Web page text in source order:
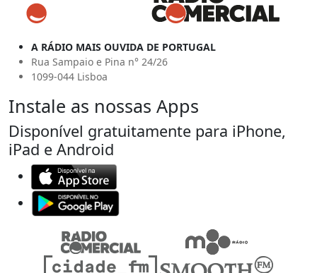
A RÁDIO MAIS OUVIDA DE PORTUGAL
Rua Sampaio e Pina n° 24/26
1099-044 Lisboa
Instale as nossas Apps
Disponível gratuitamente para iPhone,
iPad e Android